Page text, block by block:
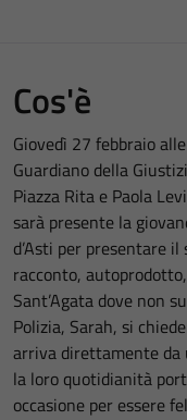
Cos'è
Giovedì 27 febbraio
Guardiano della
Piazza Rita e Paola
sarà presente la
d’Asti per presentare
racconto,
Sant’Agata dove non
Polizia, Sarah, si
arriva direttamente da
la loro quotidianità
occasione per essere